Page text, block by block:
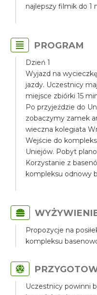
najlepszy filmik do 1
PROGRAM
Dzień 1
Wyjazd na
jazdy. Uczestnicy
miejsce zbiórki 15
Po przyjeździe do
zobaczymy zamek
wieczna kolegiata
Wejście do
Uniejów. Pobyt
Korzystanie z
kompleksu odnowy
Propozycje na
kompleksu
Uczestnicy powinni